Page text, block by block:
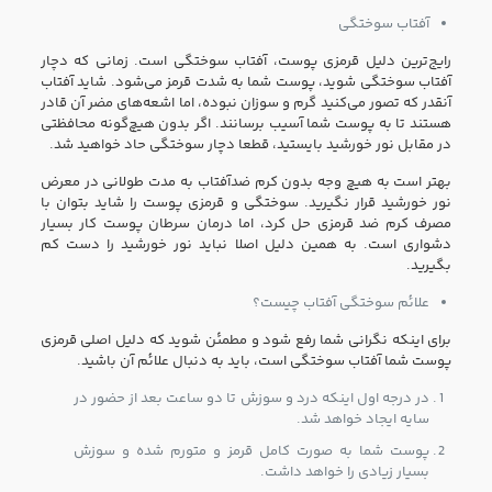
آفتاب سوختگی
رایج‌ترین دلیل قرمزی پوست، آفتاب سوختگی است. زمانی که دچار
آفتاب سوختگی شوید، پوست شما به شدت قرمز می‌شود. شاید آفتاب
آنقدر که تصور می‌کنید گرم و سوزان نبوده، اما اشعه‌های مضر آن قادر
هستند تا به پوست شما آسیب برسانند. اگر بدون هیچ‌گونه محافظتی
در مقابل نور خورشید بایستید، قطعا دچار سوختگی حاد خواهید شد.
بهتر است به هیچ وجه بدون کرم ضدآفتاب به مدت طولانی در معرض
نور خورشید قرار نگیرید. سوختگی و قرمزی پوست را شاید بتوان با
مصرف کرم ضد قرمزی حل کرد، اما درمان سرطان پوست کار بسیار
دشواری است. به همین دلیل اصلا نباید نور خورشید را دست کم
بگیرید.
علائم سوختگی آفتاب چیست؟
برای اینکه نگرانی شما رفع شود و مطمئن شوید که دلیل اصلی قرمزی
پوست شما آفتاب سوختگی است، باید به دنبال علائم آن باشید.
در درجه اول اینکه درد و سوزش تا دو ساعت بعد از حضور در
سایه ایجاد خواهد شد.
پوست شما به صورت کامل قرمز و متورم شده و سوزش
بسیار زیادی را خواهد داشت.